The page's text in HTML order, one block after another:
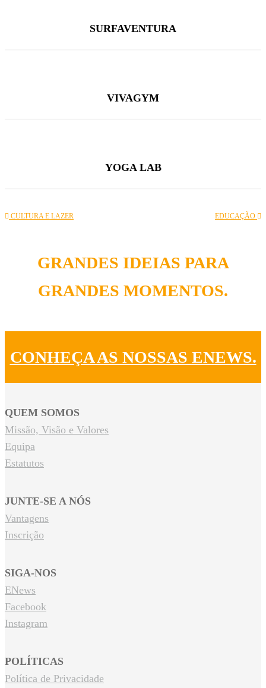
SURFAVENTURA
VIVAGYM
YOGA LAB
CULTURA E LAZER EDUCAÇÃO
GRANDES IDEIAS PARA
GRANDES MOMENTOS.
CONHEÇA AS NOSSAS ENEWS.
QUEM SOMOS
Missão, Visão e Valores
Equipa
Estatutos
JUNTE-SE A NÓS
Vantagens
Inscrição
SIGA-NOS
ENews
Facebook
Instagram
POLÍTICAS
Política de Privacidade